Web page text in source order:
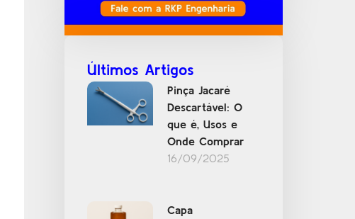
Últimos Artigos
Pinça Jacaré
Descartável: O
que é, Usos e
Onde Comprar
16/09/2025
Capa